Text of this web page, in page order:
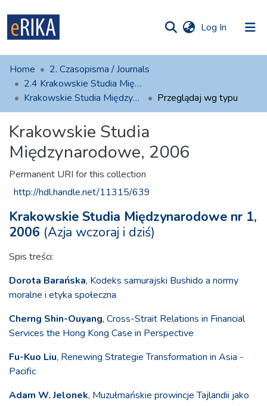
Log In (current)
UAFM
Information
Help
Contact
Home
2. Czasopisma / Journals
2.4 Krakowskie Studia Międzynarodowe
Krakowskie Studia Międzynarodowe, 2006
Przeglądaj wg typu
Krakowskie Studia
Międzynarodowe, 2006
Permanent URI for this collection
http://hdl.handle.net/11315/639
Krakowskie Studia Międzynarodowe nr 1,
2006 (Azja wczoraj i dziś)
Spis treści:
Dorota Barańska, Kodeks samurajski Bushido a normy
moralne i etyka społeczna
Cherng Shin-Ouyang, Cross-Strait Relations in Financial
Services the Hong Kong Case in Perspective
Fu-Kuo Liu, Renewing Strategie Transformation in Asia -
Pacific
Adam W. Jelonek, Muzułmańskie prowincje Tajlandii jako